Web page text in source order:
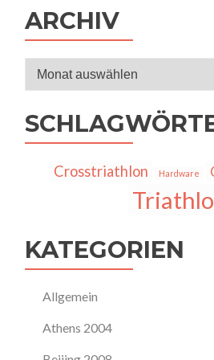
ARCHIV
Archiv
Crosstriathlon Hardware
KATEGORIEN
Allgemein
Athens 2004